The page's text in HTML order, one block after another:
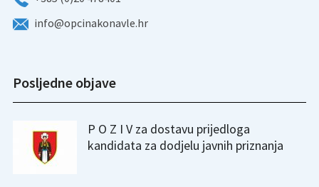
info@opcinakonavle.hr
Posljedne objave
P O Z I V za dostavu prijedloga
kandidata za dodjelu javnih priznanja